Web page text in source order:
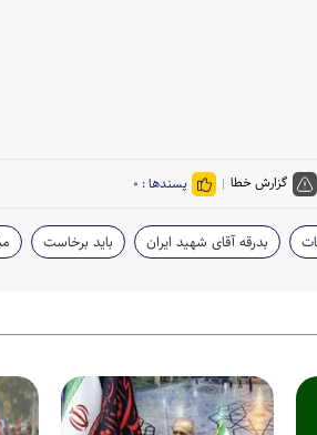
گزارش خطا پسندها : ۰
بدرقه آقای شهید ایران باید برخاست